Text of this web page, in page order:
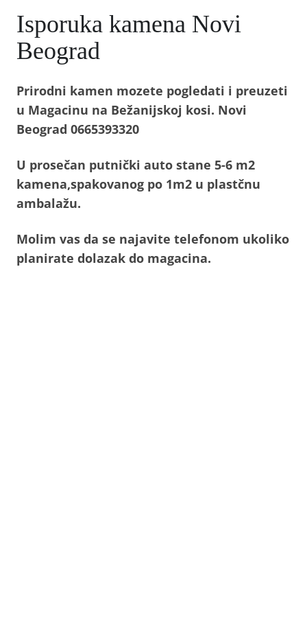
Isporuka kamena Novi
Beograd
Prirodni kamen mozete pogledati i preuzeti
u Magacinu na Bežanijskoj kosi. Novi
Beograd 0665393320
U prosečan putnički auto stane 5-6 m2
kamena,spakovanog po 1m2 u plastčnu
ambalažu.
Molim vas da se najavite telefonom ukoliko
planirate dolazak do magacina.